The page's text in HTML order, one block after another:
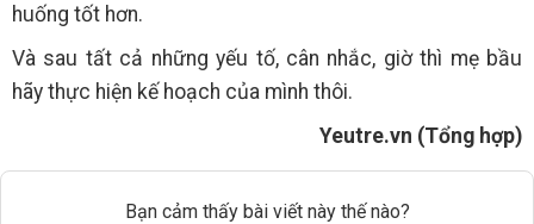
huống tốt hơn.
Và sau tất cả những yếu tố, cân nhắc, giờ thì mẹ bầu
hãy thực hiện kế hoạch của mình thôi.
Yeutre.vn (Tổng hợp)
Bạn cảm thấy bài viết này thế nào?